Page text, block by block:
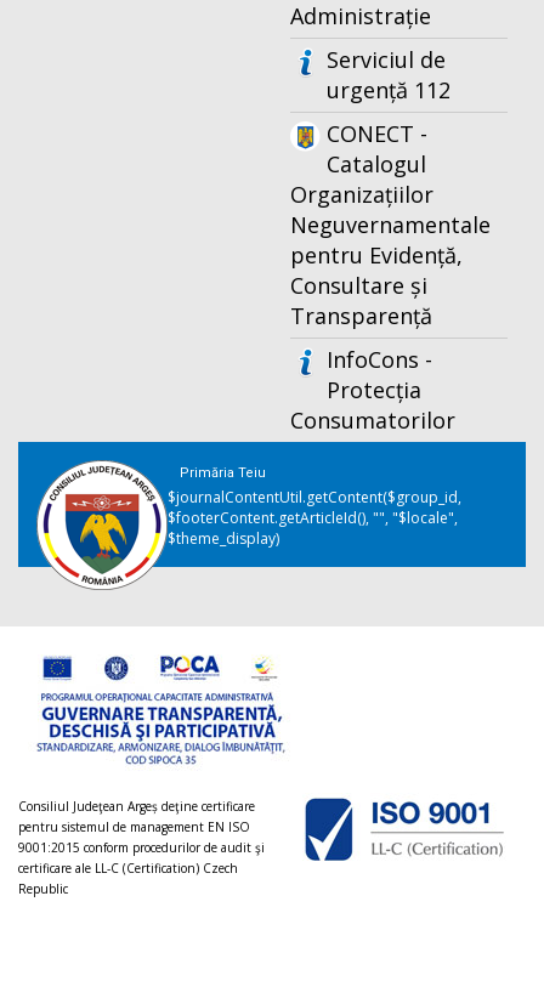
Administrație
Serviciul de
urgență 112
CONECT -
Catalogul
Organizațiilor
Neguvernamentale
pentru Evidență,
Consultare și
Transparență
InfoCons -
Protecția
Consumatorilor
Primăria Teiu
$journalContentUtil.getContent($group_id,
$footerContent.getArticleId(), "", "$locale",
$theme_display)
Consiliul Judeţean Argeș deţine certificare
pentru sistemul de management EN ISO
9001:2015 conform procedurilor de audit şi
certificare ale LL-C (Certification) Czech
Republic